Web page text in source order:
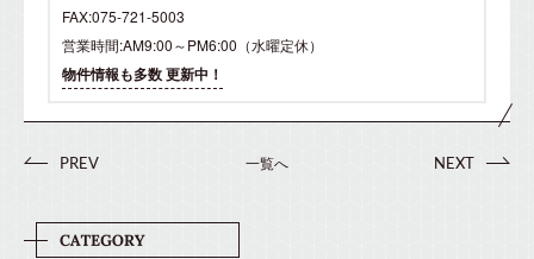
FAX:075-721-5003
営業時間:AM9:00～PM6:00（水曜定休）
物件情報も多数 更新中！
PREV 一覧へ NEXT